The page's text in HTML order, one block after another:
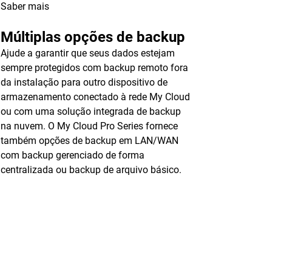
Saber mais
Múltiplas opções de backup
Ajude a garantir que seus dados estejam
sempre protegidos com backup remoto fora
da instalação para outro dispositivo de
armazenamento conectado à rede My Cloud
ou com uma solução integrada de backup
na nuvem. O My Cloud Pro Series fornece
também opções de backup em LAN/WAN
com backup gerenciado de forma
centralizada ou backup de arquivo básico.